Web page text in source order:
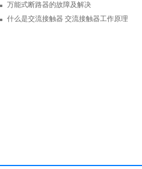
万能式断路器的故障及解决
什么是交流接触器 交流接触器工作原理